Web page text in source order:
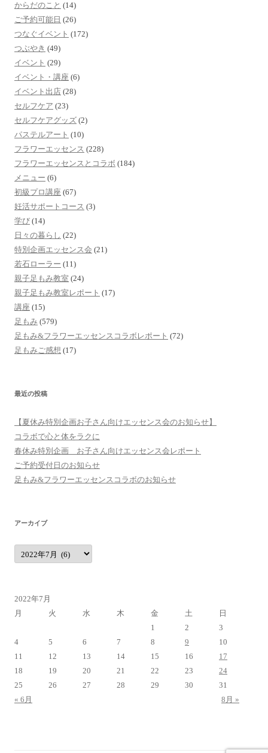
からだのこと (14)
ご予約可能日 (26)
つなぐイベント (172)
つぶやき (49)
イベント (29)
イベント・講座 (6)
イベント出店 (28)
セルフケア (23)
セルフケアグッズ (2)
パステルアート (10)
フラワーエッセンス (228)
フラワーエッセンスとコラボ (184)
メニュー (6)
初級プロ講座 (67)
妊活サポートコース (3)
学び (14)
日々の暮らし (22)
特別企画エッセンス会 (21)
若石ローラー (11)
親子足もみ教室 (24)
親子足もみ教室レポート (17)
講座 (15)
足もみ (579)
足もみ&フラワーエッセンスコラボレポート (72)
足もみご感想 (17)
最近の投稿
【夏休み特別企画お子さん向けエッセンス会のお知らせ】
コラボで心と体をラクに
春休み特別企画 お子さん向けエッセンス会レポート
ご予約受付日のお知らせ
足もみ&フラワーエッセンスコラボのお知らせ
アーカイブ
ア
ー
カ
2022年7月
月
火 水 木 金 土
日
1
2
3
4
5 6 7 8 9
10
11
12 13 14 15 16
17
18
19 20 21 22 23
24
25
26 27 28 29 30
31
« 6月
8月 »